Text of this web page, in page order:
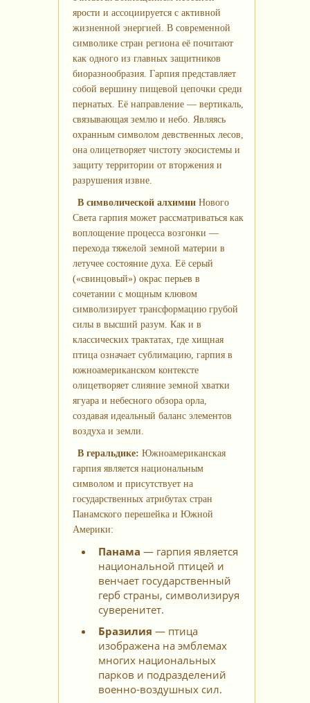
ярости и ассоциируется с активной
жизненной энергией. В современной
символике стран региона её почитают
как одного из главных защитников
биоразнообразия. Гарпия представляет
собой вершину пищевой цепочки среди
пернатых. Её направление — вертикаль,
связывающая землю и небо. Являясь
охранным символом девственных лесов,
она олицетворяет чистоту экосистемы и
защиту территории от вторжения и
разрушения извне.
В символической алхимии Нового
Света гарпия может рассматриваться как
воплощение процесса возгонки —
перехода тяжелой земной материи в
летучее состояние духа. Её серый
(«свинцовый») окрас перьев в
сочетании с мощным клювом
символизирует трансформацию грубой
силы в высший разум. Как и в
классических трактатах, где хищная
птица означает сублимацию, гарпия в
южноамериканском контексте
олицетворяет слияние земной хватки
ягуара и небесного обзора орла,
создавая идеальный баланс элементов
воздуха и земли.
В геральдике: Южноамериканская
гарпия является национальным
символом и присутствует на
государственных атрибутах стран
Панамского перешейка и Южной
Америки:
Панама — гарпия является
национальной птицей и
венчает государственный
герб страны, символизируя
суверенитет.
Бразилия — птица
изображена на эмблемах
многих национальных
парков и подразделений
военно-воздушных сил.